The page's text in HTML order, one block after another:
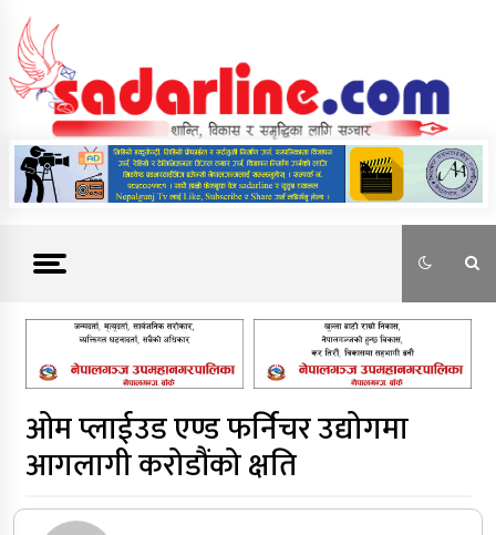
content
News For Nepal
ओम प्लाईउड एण्ड फर्निचर उद्योगमा
आगलागी करोडौंको क्षति